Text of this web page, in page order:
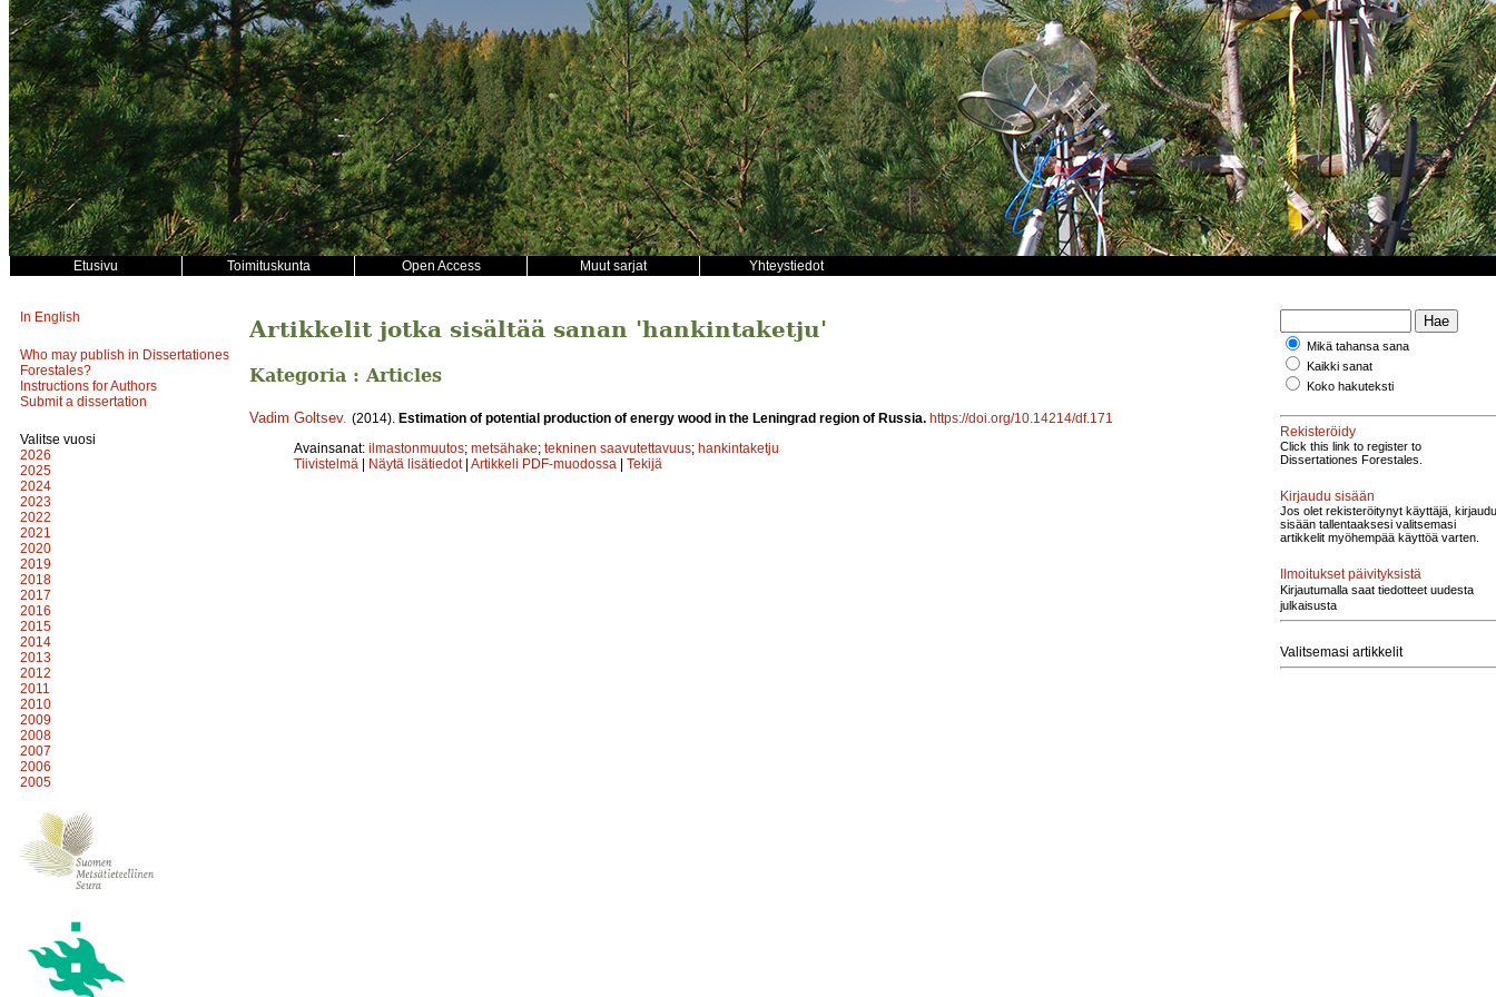
Etusivu Toimituskunta Open Access Muut sarjat Yhteystiedot
In English
Who may publish in Dissertationes
Forestales?
Instructions for Authors
Submit a dissertation
Valitse vuosi
2026
2025
2024
2023
2022
2021
2020
2019
2018
2017
2016
2015
2014
2013
2012
2011
2010
2009
2008
2007
2006
2005
Artikkelit jotka sisältää sanan 'hankintaketju'
Kategoria : Articles
Vadim Goltsev. (2014). Estimation of potential production of energy wood in the Leningrad region of Russia. https://doi.org/10.14214/df.171
Avainsanat: ilmastonmuutos; metsähake; tekninen saavutettavuus; hankintaketju
Tiivistelmä | Näytä lisätiedot | Artikkeli PDF-muodossa | Tekijä
Mikä tahansa sana
Kaikki sanat
Koko hakuteksti
Rekisteröidy
Click this link to register to
Dissertationes Forestales.
Kirjaudu sisään
Jos olet rekisteröitynyt käyttäjä, kirjaudu
sisään tallentaaksesi valitsemasi
artikkelit myöhempää käyttöä varten.
Ilmoitukset päivityksistä
Kirjautumalla saat tiedotteet uudesta
julkaisusta
Valitsemasi artikkelit